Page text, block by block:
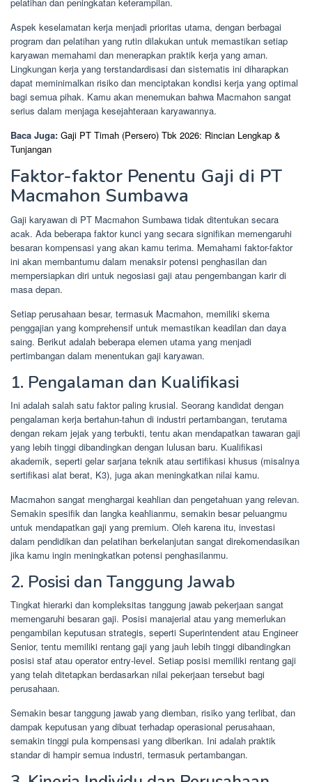
Aspek keselamatan kerja menjadi prioritas utama, dengan berbagai
program dan pelatihan yang rutin dilakukan untuk memastikan setiap
karyawan memahami dan menerapkan praktik kerja yang aman.
Lingkungan kerja yang terstandardisasi dan sistematis ini diharapkan
dapat meminimalkan risiko dan menciptakan kondisi kerja yang optimal
bagi semua pihak. Kamu akan menemukan bahwa Macmahon sangat
serius dalam menjaga kesejahteraan karyawannya.
Baca Juga: Gaji PT Timah (Persero) Tbk 2026: Rincian Lengkap &
Tunjangan
Faktor-faktor Penentu Gaji di PT
Macmahon Sumbawa
Gaji karyawan di PT Macmahon Sumbawa tidak ditentukan secara
acak. Ada beberapa faktor kunci yang secara signifikan memengaruhi
besaran kompensasi yang akan kamu terima. Memahami faktor-faktor
ini akan membantumu dalam menaksir potensi penghasilan dan
mempersiapkan diri untuk negosiasi gaji atau pengembangan karir di
masa depan.
Setiap perusahaan besar, termasuk Macmahon, memiliki skema
penggajian yang komprehensif untuk memastikan keadilan dan daya
saing. Berikut adalah beberapa elemen utama yang menjadi
pertimbangan dalam menentukan gaji karyawan.
1. Pengalaman dan Kualifikasi
Ini adalah salah satu faktor paling krusial. Seorang kandidat dengan
pengalaman kerja bertahun-tahun di industri pertambangan, terutama
dengan rekam jejak yang terbukti, tentu akan mendapatkan tawaran gaji
yang lebih tinggi dibandingkan dengan lulusan baru. Kualifikasi
akademik, seperti gelar sarjana teknik atau sertifikasi khusus (misalnya
sertifikasi alat berat, K3), juga akan meningkatkan nilai kamu.
Macmahon sangat menghargai keahlian dan pengetahuan yang relevan.
Semakin spesifik dan langka keahlianmu, semakin besar peluangmu
untuk mendapatkan gaji yang premium. Oleh karena itu, investasi
dalam pendidikan dan pelatihan berkelanjutan sangat direkomendasikan
jika kamu ingin meningkatkan potensi penghasilanmu.
2. Posisi dan Tanggung Jawab
Tingkat hierarki dan kompleksitas tanggung jawab pekerjaan sangat
memengaruhi besaran gaji. Posisi manajerial atau yang memerlukan
pengambilan keputusan strategis, seperti Superintendent atau Engineer
Senior, tentu memiliki rentang gaji yang jauh lebih tinggi dibandingkan
posisi staf atau operator entry-level. Setiap posisi memiliki rentang gaji
yang telah ditetapkan berdasarkan nilai pekerjaan tersebut bagi
perusahaan.
Semakin besar tanggung jawab yang diemban, risiko yang terlibat, dan
dampak keputusan yang dibuat terhadap operasional perusahaan,
semakin tinggi pula kompensasi yang diberikan. Ini adalah praktik
standar di hampir semua industri, termasuk pertambangan.